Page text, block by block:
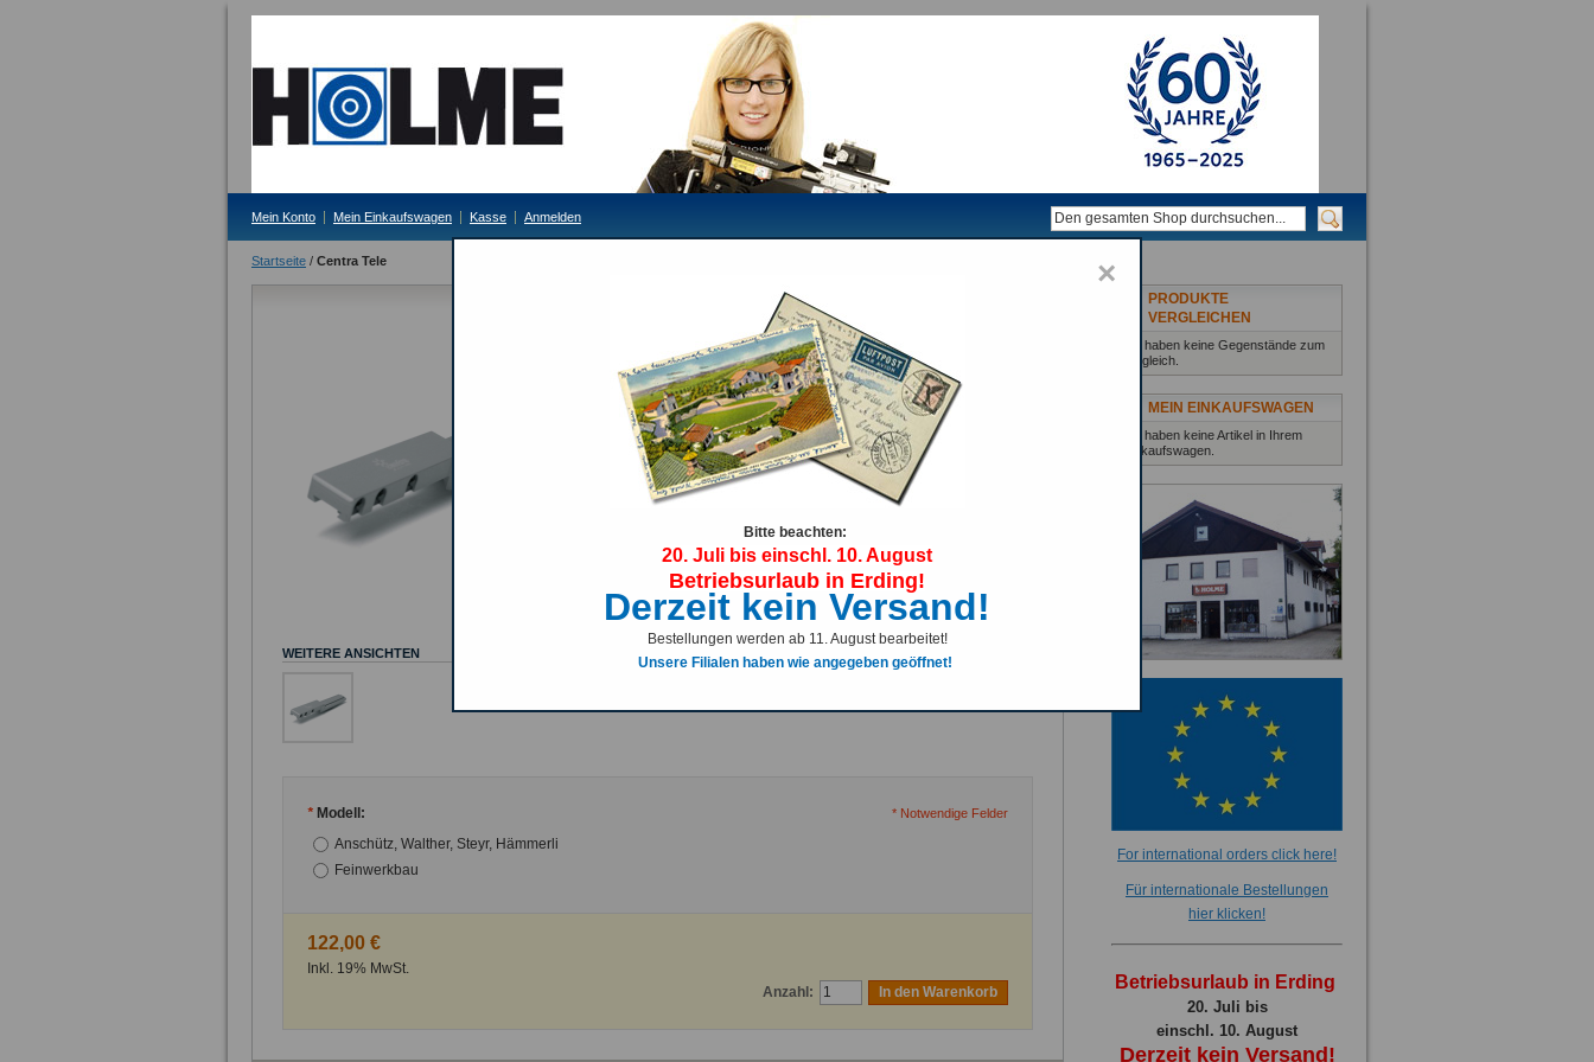
Mein Konto Mein Einkaufswagen Kasse Anmelden
Startseite / Centra Tele
Lieferzeit: 3-4 Tage
122,00 €
Inkl. 19% MwSt.
Seite drucken
Schnellübersicht
Visierlinienerhöhungen
WEITERE ANSICHTEN
* Modell:
Anschütz, Walther, Steyr, Hämmerli
Feinwerkbau
* Notwendige Felder
122,00 €
Inkl. 19% MwSt.
Anzahl:
In den Warenkorb
PRODUKTE
VERGLEICHEN
Sie haben keine Gegenstände zum
Vergleich.
MEIN EINKAUFSWAGEN
Sie haben keine Artikel in Ihrem
Einkaufswagen.
For international orders click here!
Für internationale Bestellungen
hier klicken!
Betriebsurlaub in Erding
20. Juli bis
einschl. 10. August
Derzeit kein Versand!
×
Bitte beachten:
20. Juli bis einschl. 10. August
Betriebsurlaub in Erding!
Derzeit kein Versand!
Bestellungen werden ab 11. August bearbeitet!
Unsere Filialen haben wie angegeben geöffnet!